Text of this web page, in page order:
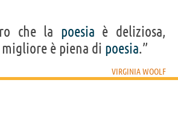
che la poesia è deliziosa,
è piena di poesia.”
VIRGINIA WOOLF